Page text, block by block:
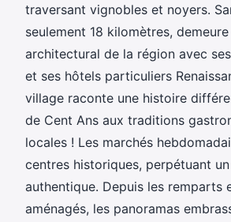
traversant vignobles et noyers.
seulement 18 kilomètres,
architectural de la région avec
et ses hôtels particuliers
village raconte une histoire
de Cent Ans aux traditions
locales ! Les marchés
centres historiques, perpétuant
authentique. Depuis les remparts
aménagés, les panoramas